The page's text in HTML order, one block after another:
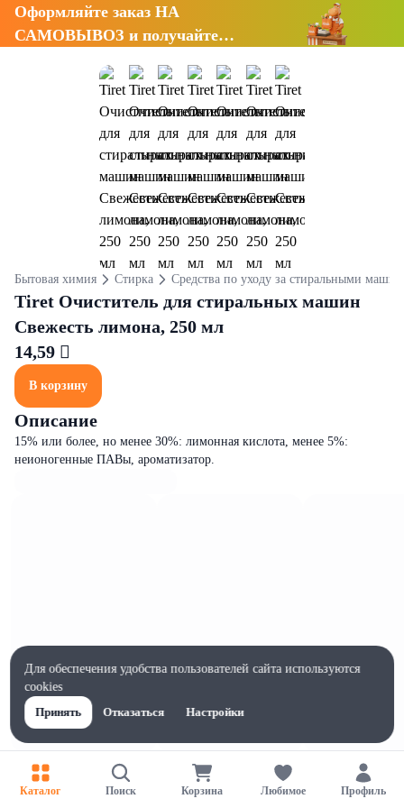
Оформляйте заказ НА
САМОВЫВОЗ и получайте
Бытовая химия Стирка Средства по уходу за стиральными
Tiret Очиститель для стиральных машин
Свежесть лимона, 250 мл
14,59 
В корзину
Описание
15% или более, но менее 30%: лимонная кислота, менее 5%:
неионогенные ПАВы, ароматизатор.
Характеристики
Ширина, мм
Каталог Поиск Корзина Любимое Профиль
Для обеспечения удобства пользователей сайта используются
cookies
Принять
Отказаться Настройки